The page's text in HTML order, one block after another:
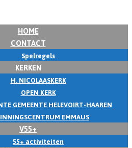
HOME
CONTACT
Spelregels
KERKEN
H. NICOLAASKERK
OPEN KERK
GEMEENTE HELEVOIRT-HAAREN
EMMAUS
V55+
55+ activiteiten